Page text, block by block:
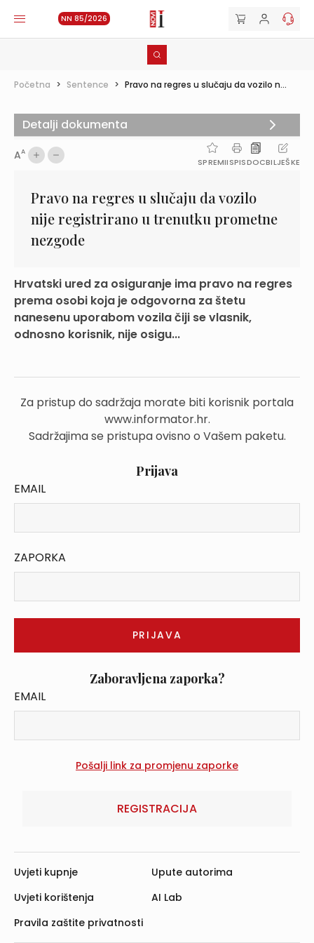
NN 85/2026
Početna > Sentence > Pravo na regres u slučaju da vozilo n...
AA
SPREMIISPISDOCBILJEŠKE
Pravo na regres u slučaju da vozilo
nije registrirano u trenutku prometne
nezgode
Hrvatski ured za osiguranje ima pravo na regres
prema osobi koja je odgovorna za štetu
nanesenu uporabom vozila čiji se vlasnik,
odnosno korisnik, nije osigu...
Za pristup do sadržaja morate biti korisnik portala
www.informator.hr.
Sadržajima se pristupa ovisno o Vašem paketu.
Prijava
EMAIL
ZAPORKA
Zaboravljena zaporka?
EMAIL
REGISTRACIJA
Detalji dokumenta
Uvjeti kupnje
Uvjeti korištenja
Pravila zaštite privatnosti
Upute autorima
AI Lab